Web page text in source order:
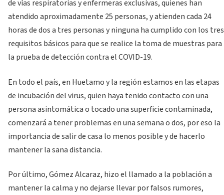
de vías respiratorias y enfermeras exclusivas, quienes han
atendido aproximadamente 25 personas, y atienden cada 24
horas de dos a tres personas y ninguna ha cumplido con los tres
requisitos básicos para que se realice la toma de muestras para
la prueba de detección contra el COVID-19.
En todo el país, en Huetamo y la región estamos en las etapas
de incubación del virus, quien haya tenido contacto con una
persona asintomática o tocado una superficie contaminada,
comenzará a tener problemas en una semana o dos, por eso la
importancia de salir de casa lo menos posible y de hacerlo
mantener la sana distancia.
Por último, Gómez Alcaraz, hizo el llamado a la población a
mantener la calma y no dejarse llevar por falsos rumores,